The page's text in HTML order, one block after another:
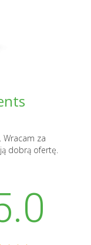
za
dobrą ofertę.